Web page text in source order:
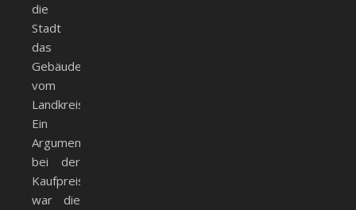
die
Stadt
das
Gebäude
vom
Landkreis.
Ein
Argument
bei der
Kaufpreisfindung
war die